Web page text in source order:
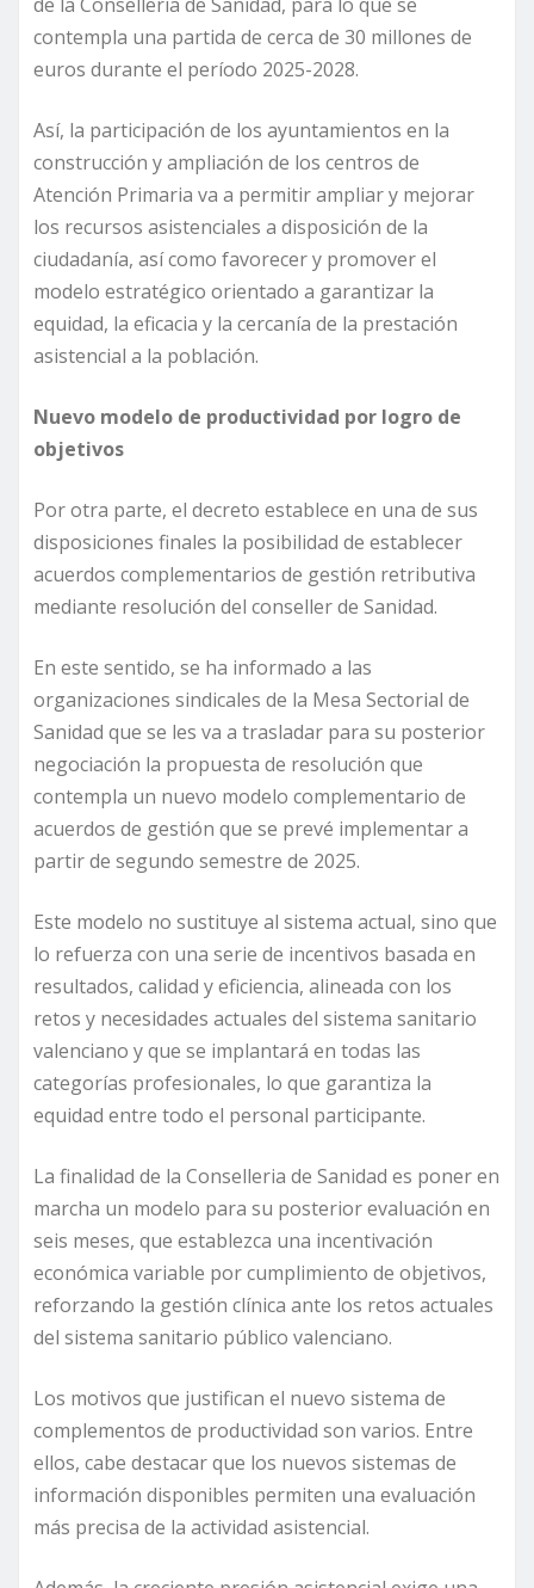
contempla una partida de cerca de 30 millones de
euros durante el período 2025-2028.
Así, la participación de los ayuntamientos en la
construcción y ampliación de los centros de
Atención Primaria va a permitir ampliar y mejorar
los recursos asistenciales a disposición de la
ciudadanía, así como favorecer y promover el
modelo estratégico orientado a garantizar la
equidad, la eficacia y la cercanía de la prestación
asistencial a la población.
Nuevo modelo de productividad por logro de
objetivos
Por otra parte, el decreto establece en una de sus
disposiciones finales la posibilidad de establecer
acuerdos complementarios de gestión retributiva
mediante resolución del conseller de Sanidad.
En este sentido, se ha informado a las
organizaciones sindicales de la Mesa Sectorial de
Sanidad que se les va a trasladar para su posterior
negociación la propuesta de resolución que
contempla un nuevo modelo complementario de
acuerdos de gestión que se prevé implementar a
partir de segundo semestre de 2025.
Este modelo no sustituye al sistema actual, sino que
lo refuerza con una serie de incentivos basada en
resultados, calidad y eficiencia, alineada con los
retos y necesidades actuales del sistema sanitario
valenciano y que se implantará en todas las
categorías profesionales, lo que garantiza la
equidad entre todo el personal participante.
La finalidad de la Conselleria de Sanidad es poner en
marcha un modelo para su posterior evaluación en
seis meses, que establezca una incentivación
económica variable por cumplimiento de objetivos,
reforzando la gestión clínica ante los retos actuales
del sistema sanitario público valenciano.
Los motivos que justifican el nuevo sistema de
complementos de productividad son varios. Entre
ellos, cabe destacar que los nuevos sistemas de
información disponibles permiten una evaluación
más precisa de la actividad asistencial.